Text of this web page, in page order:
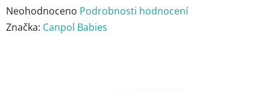
Průměrné
hodnocení
Neohodnoceno Podrobnosti hodnocení
Značka: Canpol Babies